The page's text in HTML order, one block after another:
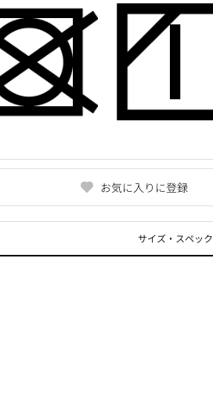
お気に入りに登録
サイズ・スペック